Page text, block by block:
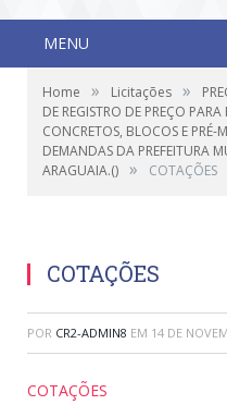
MENU
Home » Licitações »
DE REGISTRO DE PREÇO
CONCRETOS, BLOCOS E
DEMANDAS DA PREFEITURA
ARAGUAIA.() » COTAÇÕES
COTAÇÕES
POR CR2-ADMIN8 EM 14 DE
COTAÇÕES